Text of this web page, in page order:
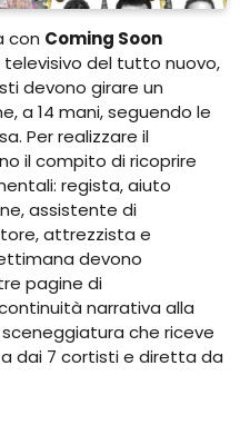
con Coming Soon
del tutto nuovo,
devono girare un
a 14 mani, seguendo le
Per realizzare il
il compito di ricoprire
regista, aiuto
assistente di
attrezzista e
devono
pagine di
narrativa alla
che riceve
dai 7 cortisti e diretta da